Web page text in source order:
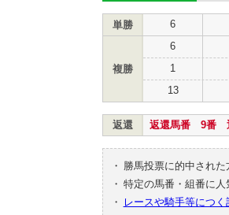
単勝 6
複勝
6
1
13
返還 返還馬番 9番
・
勝馬投票に的中され
・ 特定の馬番・組番に人
・
レースや騎手等につく